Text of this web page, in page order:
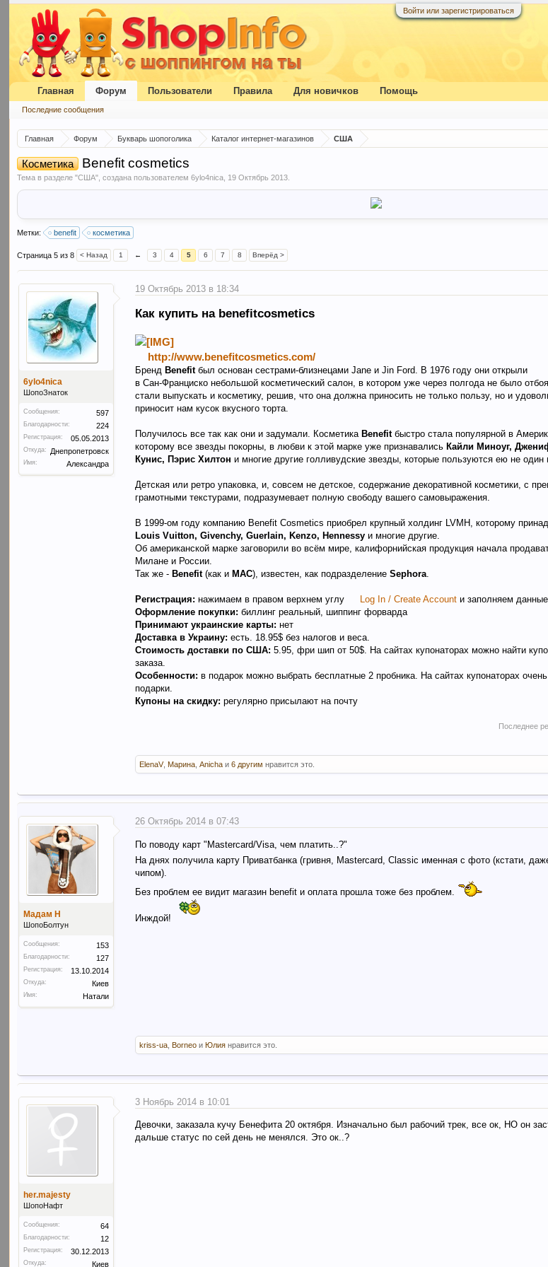
Войти или зарегистрироваться
Главная Форум Букварь шопоголика Каталог интернет-магазинов США
Косметика Benefit cosmetics
Тема в разделе "США", создана пользователем6ylo4nica 19 Октябрь 2013
Метки: benefit косметика
Страница 5 из 8 < Назад 1 ← 3 4 5 6 7 8 Вперёд >
6ylo4nica
ШопоЗнаток
Сообщения: 597
Благодарности: 224
Регистрация: 05.05.2013
Откуда: Днепропетровск
Имя: Александра
19 Октябрь 2013 в 18:34
Как купить на benefitcosmetics
http://www.benefitcosmetics.com/
Бренд Benefitбыл основан сестрами-близнецами Jane и Jin Ford. В 1976 году они открыли
в Сан-Франциско небольшой косметический салон, в котором уже через полгода не было
стали выпускать и косметику, решив, что она должна приносить не только пользу, но и
приносит нам кусок вкусного торта.
Получилось все так как они и задумали. Косметика Benefitбыстро стала популярной в
которому все звезды покорны, в любви к этой марке уже признавались Кайли Миноуг,
Кунис, Пэрис Хилтони многие другие голливудские звезды, которые пользуются ею не один
Детская или ретро упаковка, и, совсем не детское, содержание декоративной косметики, с
грамотными текстурами, подразумевает полную свободу вашего самовыражения.
В 1999-ом году компанию Benefit Cosmetics приобрел крупный холдинг LVMH, которому
Louis Vuitton, Givenchy, Guerlain, Kenzo, Hennessy и многие другие.
Об американской марке заговорили во всём мире, калифорнийская продукция начала
Милане и России.
Так же - Benefit(как и МАС), известен, как подразделениеSephora.
Регистрация: нажимаем в правом верхнем углу Log In / Create Account и заполняем данные
Оформление покупки: биллинг реальный, шиппинг форварда
Принимают украинские карты: нет
Доставка в Украину: есть. 18.95$ без налогов и веса.
Стоимость доставки по США: 5.95, фри шип от 50$. На сайтах купонаторах можно найти
заказа.
Особенности: в подарок можно выбрать бесплатные 2 пробника. На сайтах купонаторах
подарки.
Купоны на скидку: регулярно присылают на почту
Последнее
ElenaV, Марина,Anicha и6 другим нравится это.
Мадам Н
ШопоБолтун
Сообщения: 153
Благодарности: 127
Регистрация: 13.10.2014
Откуда: Киев
Имя: Натали
26 Октябрь 2014 в 07:43
По поводу карт "Mastercard/Visa, чем платить..?"
На днях получила карту Приватбанка (гривня, Mastercard, Classic именная с фото (кстати,
чипом).
Без проблем ее видит магазин benefit и оплата прошла тоже без проблем.
Инждой!
kriss-ua ,Borneo иЮлия нравится это.
her.majesty
ШопоНафт
Сообщения: 64
Благодарности: 12
Регистрация: 30.12.2013
Откуда: Киев
3 Ноябрь 2014 в 10:01
Девочки, заказала кучу Бенефита 20 октября. Изначально был рабочий трек, все ок, НО он
дальше статус по сей день не менялся. Это ок..?
Главная Форум
Последние сообщения
Пользователи Правила Для новичков Помощь